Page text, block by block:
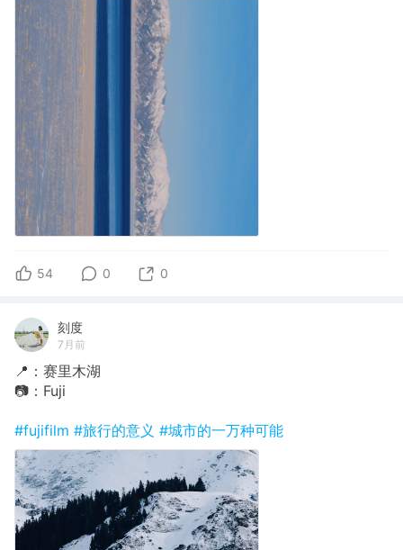
54 0 0
刻度
7月前
📍：赛里木湖
📷：Fuji
#fujifilm #旅行的意义 #城市的一万种可能